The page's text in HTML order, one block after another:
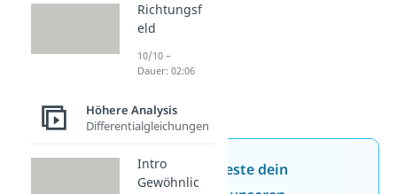
Jetzt neu: Teste dein
Richtungsf
eld
10/10 –
Dauer: 02:06
Höhere Analysis
Differentialgleichungen
Intro
Gewöhnlic